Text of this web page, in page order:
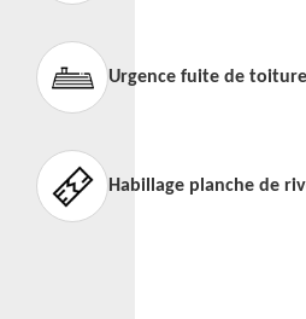
Urgence fuite de
Habillage planche de